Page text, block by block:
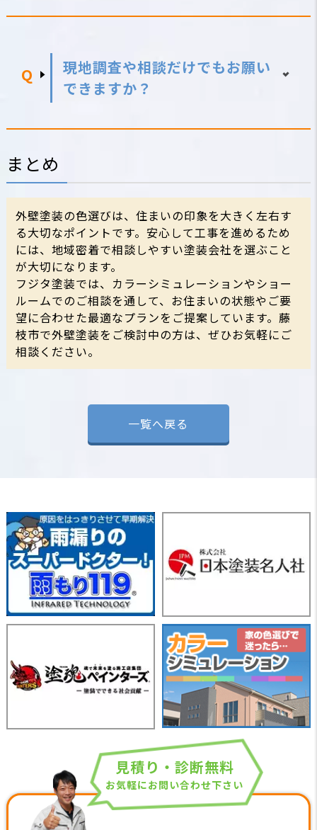
現地調査や相談だけでもお願い
できますか？
まとめ
外壁塗装の色選びは、住まいの印象を大きく左右す
る大切なポイントです。安心して工事を進めるため
には、地域密着で相談しやすい塗装会社を選ぶこと
が大切になります。
フジタ塗装では、カラーシミュレーションやショー
ルームでのご相談を通して、お住まいの状態やご要
望に合わせた最適なプランをご提案しています。藤
枝市で外壁塗装をご検討中の方は、ぜひお気軽にご
相談ください。
一覧へ戻る
見積り・診断無料
お気軽にお問い合わせ下さい